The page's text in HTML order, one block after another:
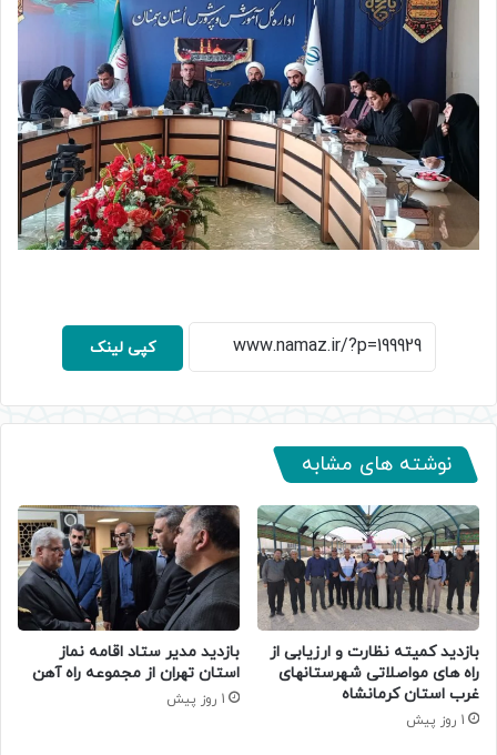
کپی لینک
نوشته های مشابه
بازدید کمیته نظارت و ارزیابی از
راه های مواصلاتی شهرستانهای
غرب استان کرمانشاه
1 روز پیش
بازدید مدیر ستاد اقامه نماز
استان تهران از مجموعه راه آهن
1 روز پیش